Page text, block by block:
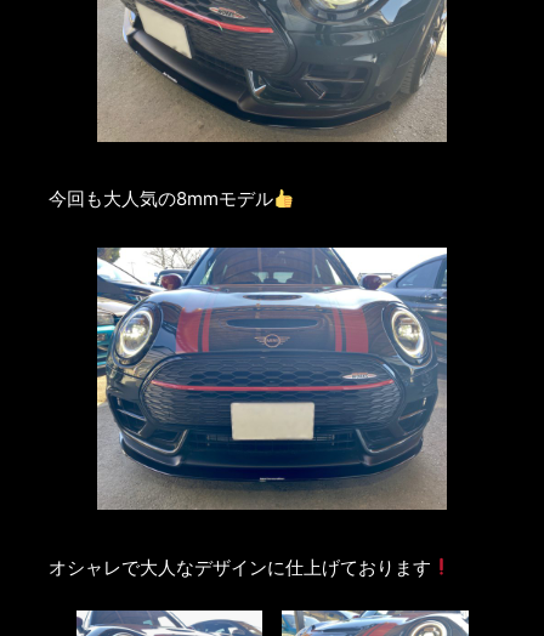
今回も大人気の8mmモデル
オシャレで大人なデザインに仕上げております